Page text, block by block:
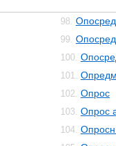
98.
99.
100.
101.
102. Опрос
103. Опрос
104.